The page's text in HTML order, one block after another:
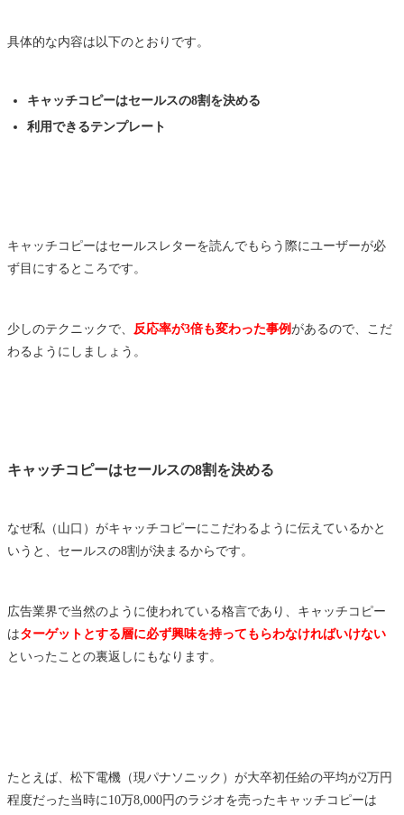
具体的な内容は以下のとおりです。
キャッチコピーはセールスの8割を決める
利用できるテンプレート
キャッチコピーはセールスレターを読んでもらう際にユーザーが必
ず目にするところです。
少しのテクニックで、 反応率が3倍も変わった事例があるので、こだ
わるようにしましょう。
キャッチコピーはセールスの8割を決める
なぜ私（山口）がキャッチコピーにこだわるように伝えているかと
いうと、セールスの8割が決まるからです。
広告業界で当然のように使われている格言であり、キャッチコピー
はターゲットとする層に必ず興味を持ってもらわなければいけない
といったことの裏返しにもなります。
たとえば、松下電機（現パナソニック）が大卒初任給の平均が2万円
程度だった当時に10万8,000円のラジオを売ったキャッチコピーは